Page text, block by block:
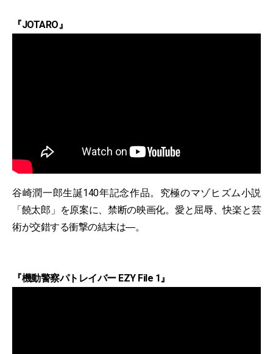
『JOTARO』
谷崎潤一郎生誕140年記念作品。究極のマゾヒズム小説
「饒太郎」を原案に、禁断の映画化。愛と屈辱、快楽と芸
術が交錯する衝撃の結末は―。
『機動警察パトレイバー EZY File 1』